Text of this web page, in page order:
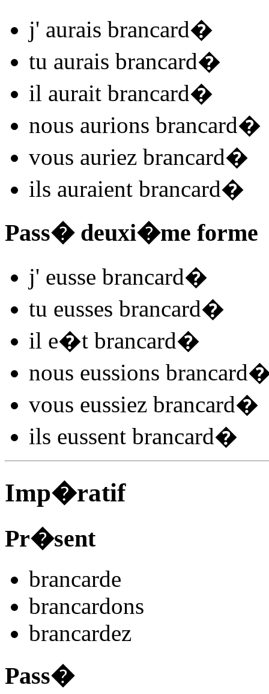
j' aurais brancard�
tu aurais brancard�
il aurait brancard�
nous aurions brancard�
vous auriez brancard�
ils auraient brancard�
Pass� deuxi�me forme
j' eusse brancard�
tu eusses brancard�
il e�t brancard�
nous eussions brancard
vous eussiez brancard�
ils eussent brancard�
Imp�ratif
Pr�sent
brancarde
brancardons
brancardez
Pass�